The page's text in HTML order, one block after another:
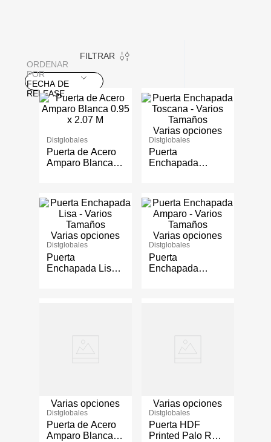
FILTRAR
ORDENAR
POR
FECHA DE
RELEASE
Distglobales
Puerta de Acero
Amparo Blanca
Varias opciones
Distglobales
Puerta
Enchapada
Varias opciones
Distglobales
Puerta
Enchapada Lisa -
Varias opciones
Distglobales
Puerta
Enchapada
Varias opciones
Distglobales
Puerta de Acero
Amparo Blanca -
Varias opciones
Distglobales
Puerta HDF
Printed Palo Rojo